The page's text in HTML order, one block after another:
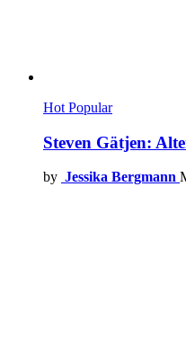
Hot Popular
Steven Gätjen:
by Jessika Bergmann